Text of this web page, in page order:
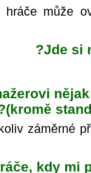
hráče může
Jde si
(kromě
záměrné
kdy mi